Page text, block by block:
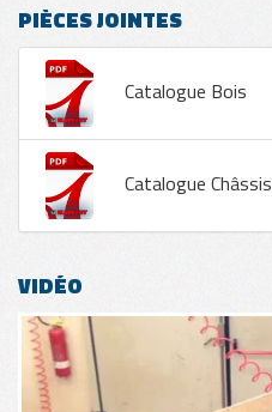
PIÈCES JOINTES
Catalogue Bois
Catalogue Châssis
VIDÉO